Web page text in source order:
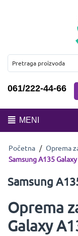
061/222-44-66
MENI
Početna / Oprema
Samsung A135
Samsung
Oprema
Galaxy